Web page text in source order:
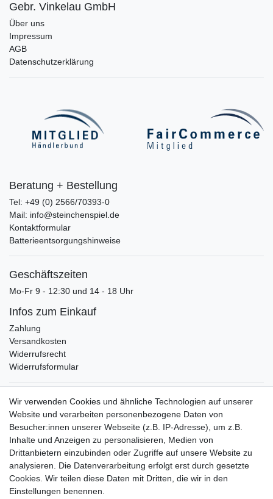
Gebr. Vinkelau GmbH
Über uns
Impressum
AGB
Datenschutzerklärung
Beratung + Bestellung
Tel: +49 (0) 2566/70393-0
Mail: info@steinchenspiel.de
Kontaktformular
Batterieentsorgungshinweise
Geschäftszeiten
Mo-Fr 9 - 12:30 und 14 - 18 Uhr
Infos zum Einkauf
Zahlung
Versandkosten
Widerrufsrecht
Widerrufsformular
Verpackungslizenz
bei der Landbell AG
Zahlungsarten
Vorabüberweisung
Rechnungskauf
Zahlung bei Abholung
PayPal (inkl. Kreditkarten)
Wir verwenden Cookies und ähnliche Technologien auf unserer
Website und verarbeiten personenbezogene Daten von
Besucher:innen unserer Webseite (z.B. IP-Adresse), um z.B.
Inhalte und Anzeigen zu personalisieren, Medien von
Drittanbietern einzubinden oder Zugriffe auf unsere Website zu
analysieren. Die Datenverarbeitung erfolgt erst durch gesetzte
Cookies. Wir teilen diese Daten mit Dritten, die wir in den
Einstellungen benennen.